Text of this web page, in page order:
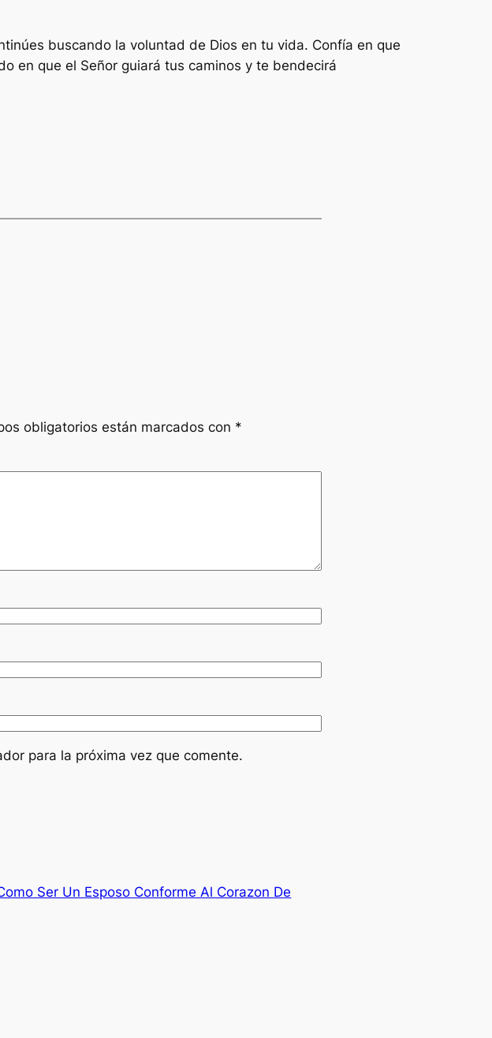
buscando la voluntad de Dios en tu vida. Confía en que
en que el Señor guiará tus caminos y te bendecirá
obligatorios están marcados con *
para la próxima vez que comente.
Ser Un Esposo Conforme Al Corazon De